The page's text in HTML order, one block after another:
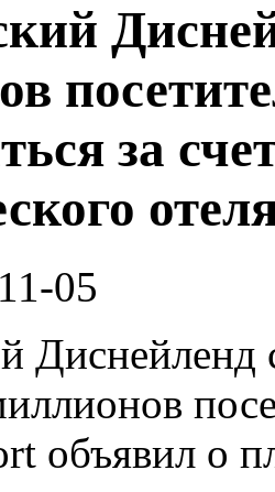
за
05
Диснейленд
объявил о